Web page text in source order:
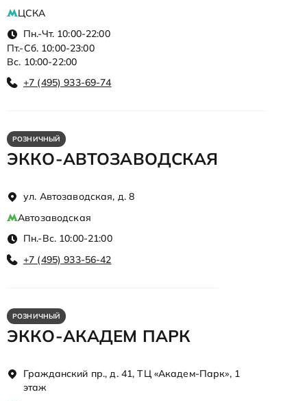
ЦСКА
Пн.-Чт. 10:00-22:00
Пт.-Сб. 10:00-23:00
Вс. 10:00-22:00
+7 (495) 933-69-74
РОЗНИЧНЫЙ
ЭККО-АВТОЗАВОДСКАЯ
ул. Автозаводская, д. 8
Автозаводская
Пн.-Вс. 10:00-21:00
+7 (495) 933-56-42
РОЗНИЧНЫЙ
ЭККО-АКАДЕМ ПАРК
Гражданский пр., д. 41, ТЦ «Академ-Парк», 1
этаж